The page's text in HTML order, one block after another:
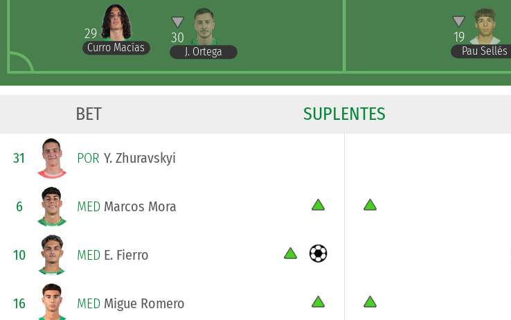
29
Curro Macías
30
J. Ortega
19
Pau Sellés
BET SUPLENTES
31 POR Y. Zhuravskyi
6 MED Marcos Mora
10 MED E. Fierro
16 MED Migue Romero